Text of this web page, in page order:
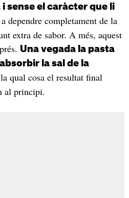
sense el caràcter que li
dependre completament de la
extra de sabor. A més, aquest
Una vegada la pasta
la sal de la
qual cosa el resultat final
al principi.